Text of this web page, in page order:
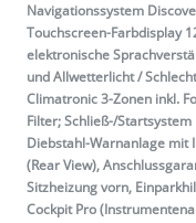
Navigationssystem
Touchscreen-Farbdisplay
elektronische
und Allwetterlicht /
Climatronic 3-Zonen inkl.
Filter; Schließ-/
Diebstahl-Warnanlage mit
(Rear View),
Sitzheizung vorn,
Cockpit Pro